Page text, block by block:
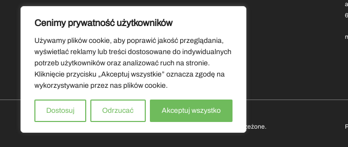
Cenimy prywatność użytkowników
Używamy plików cookie, aby poprawić jakość przeglądania,
wyświetlać reklamy lub treści dostosowane do indywidualnych
potrzeb użytkowników oraz analizować ruch na stronie.
Kliknięcie przycisku „Akceptuj wszystkie” oznacza zgodę na
wykorzystywanie przez nas plików cookie.
Dostosuj Odrzucać Akceptuj wszystko
Copyrights by Muzeum Ziemi Lubuskiej 2026. Wszystkie prawa zastrzeżone.